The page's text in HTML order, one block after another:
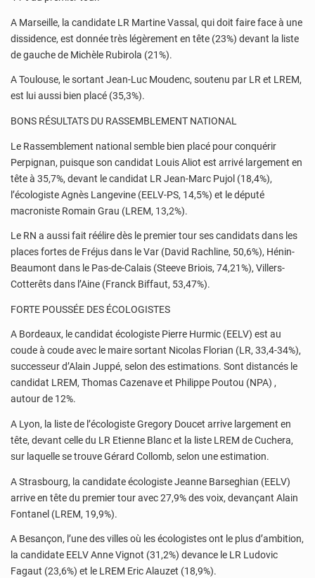
A Marseille, la candidate LR Martine Vassal, qui doit faire face à une
dissidence, est donnée très légèrement en tête (23%) devant la liste
de gauche de Michèle Rubirola (21%).
A Toulouse, le sortant Jean-Luc Moudenc, soutenu par LR et LREM,
est lui aussi bien placé (35,3%).
BONS RÉSULTATS DU RASSEMBLEMENT NATIONAL
Le Rassemblement national semble bien placé pour conquérir
Perpignan, puisque son candidat Louis Aliot est arrivé largement en
tête à 35,7%, devant le candidat LR Jean-Marc Pujol (18,4%),
l’écologiste Agnès Langevine (EELV-PS, 14,5%) et le député
macroniste Romain Grau (LREM, 13,2%).
Le RN a aussi fait réélire dès le premier tour ses candidats dans les
places fortes de Fréjus dans le Var (David Rachline, 50,6%), Hénin-
Beaumont dans le Pas-de-Calais (Steeve Briois, 74,21%), Villers-
Cotterêts dans l’Aine (Franck Biffaut, 53,47%).
FORTE POUSSÉE DES ÉCOLOGISTES
A Bordeaux, le candidat écologiste Pierre Hurmic (EELV) est au
coude à coude avec le maire sortant Nicolas Florian (LR, 33,4-34%),
successeur d’Alain Juppé, selon des estimations. Sont distancés le
candidat LREM, Thomas Cazenave et Philippe Poutou (NPA) ,
autour de 12%.
A Lyon, la liste de l’écologiste Gregory Doucet arrive largement en
tête, devant celle du LR Etienne Blanc et la liste LREM de Cuchera,
sur laquelle se trouve Gérard Collomb, selon une estimation.
A Strasbourg, la candidate écologiste Jeanne Barseghian (EELV)
arrive en tête du premier tour avec 27,9% des voix, devançant Alain
Fontanel (LREM, 19,9%).
A Besançon, l’une des villes où les écologistes ont le plus d’ambition,
la candidate EELV Anne Vignot (31,2%) devance le LR Ludovic
Fagaut (23,6%) et le LREM Eric Alauzet (18,9%).